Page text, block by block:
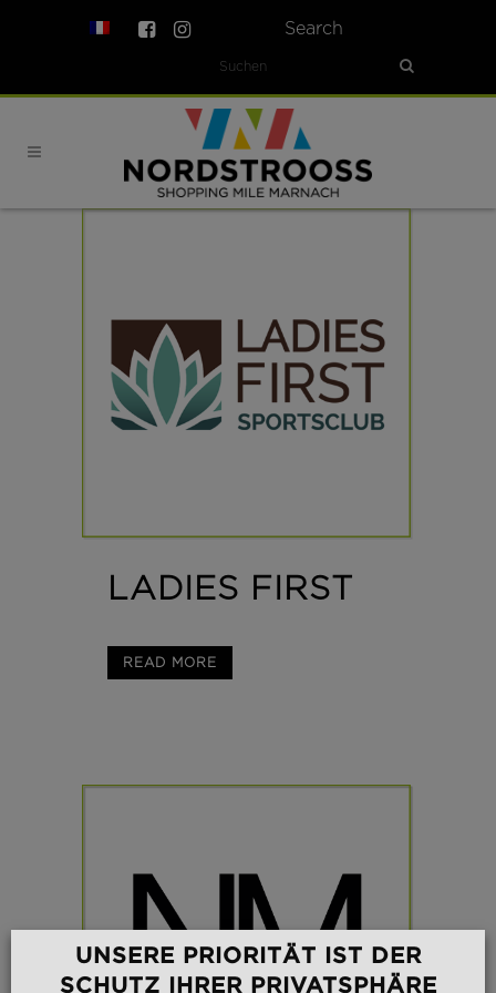
Search
LADIES FIRST
READ MORE
UNSERE PRIORITÄT IST DER
SCHUTZ IHRER PRIVATSPHÄRE